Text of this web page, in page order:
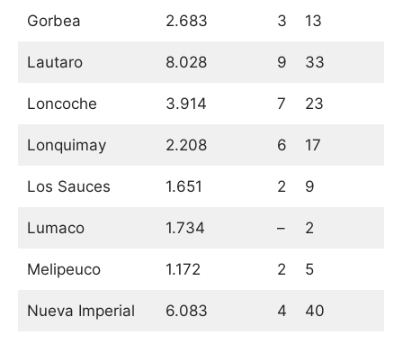
Gorbea 2.683 3 13
Lautaro 8.028 9 33
Loncoche 3.914 7 23
Lonquimay 2.208 6 17
Los Sauces 1.651 2 9
Lumaco 1.734 – 2
Melipeuco 1.172 2 5
Nueva Imperial 6.083 4 40